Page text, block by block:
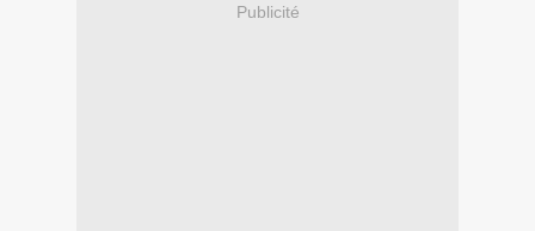
Publicité